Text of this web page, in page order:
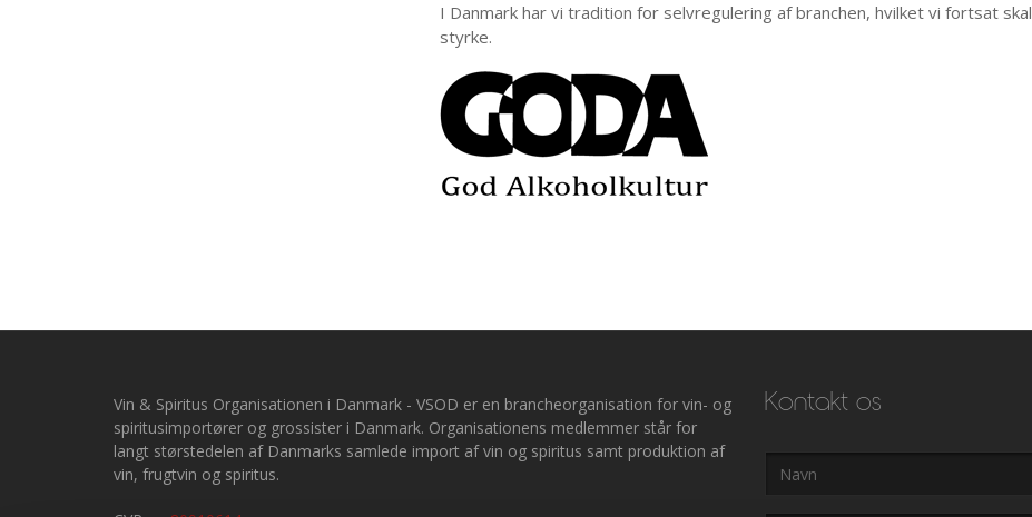
I Danmark har vi tradition for selvregulering af branchen, hvilket vi fortsat skal
styrke.
Vin & Spiritus Organisationen i Danmark - VSOD er en brancheorganisation for vin- og
spiritusimportører og grossister i Danmark. Organisationens medlemmer står for
langt størstedelen af Danmarks samlede import af vin og spiritus samt produktion af
vin, frugtvin og spiritus.
Kontakt os